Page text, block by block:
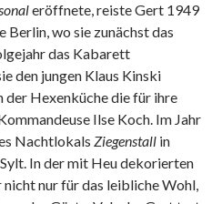
eröffnete, reiste Gert 1949
Berlin, wo sie zunächst das
das Kabarett
den jungen Klaus Kinski
der Hexenküche die für ihre
Ilse Koch. Im Jahr
Nachtlokals Ziegenstall in
In der mit Heu dekorierten
nur für das leibliche Wohl,